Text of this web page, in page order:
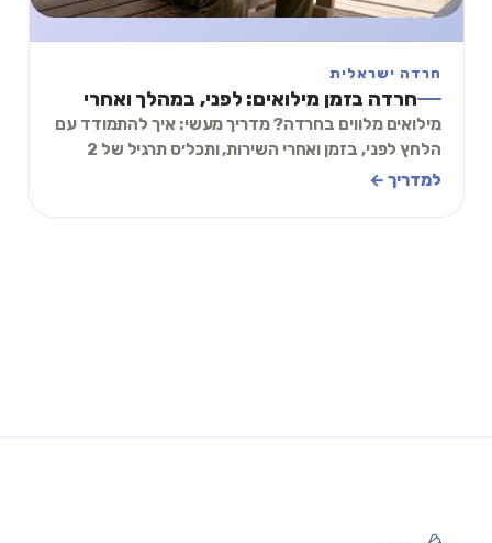
חרדה ישראלית
חרדה בזמן מילואים: לפני, במהלך ואחרי
מילואים מלווים בחרדה? מדריך מעשי: איך להתמודד עם
הלחץ לפני, בזמן ואחרי השירות, ותכל׳ס תרגיל של 2
דקות להרגעה.
למדריך ←